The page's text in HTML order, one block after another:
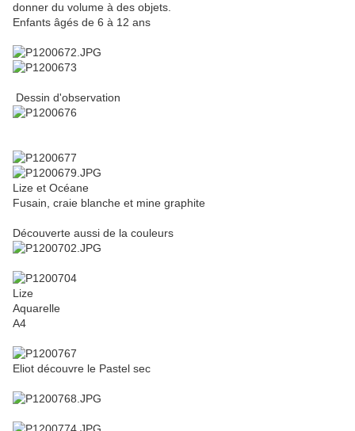
donner du volume à des objets.
Enfants âgés de 6 à 12 ans
Dessin d'observation
Lize et Océane
Fusain, craie blanche et mine graphite
Découverte aussi de la couleurs
Lize
Aquarelle
A4
Eliot découvre le Pastel sec